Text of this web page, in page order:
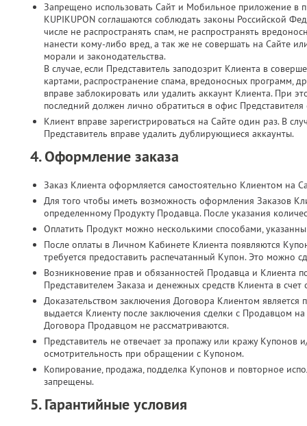
Запрещено использовать Сайт и Мобильное приложение в
KUPIKUPON соглашаются соблюдать законы Российской
числе не распространять спам, не распространять
нанести кому-либо вред, а так же не совершать на Сайте
морали и законодательства.
В случае, если Представитель заподозрит Клиента в
картами, распространение спама, вредоносных программ,
вправе заблокировать или удалить аккаунт Клиента. При
последний должен лично обратиться в офис Представителя
Клиент вправе зарегистрироваться на Сайте один раз. В
Представитель вправе удалить дублирующиеся аккаунты.
4. Оформление заказа
Заказ Клиента оформляется самостоятельно Клиентом на
Для того чтобы иметь возможность оформления Заказов
определенному Продукту Продавца. После указания
Оплатить Продукт можно несколькими способами,
После оплаты в Личном Кабинете Клиента появляются
требуется предоставить распечатанный Купон. Это можно
Возникновение прав и обязанностей Продавца и Клиента
Представителем Заказа и денежных средств Клиента в
Доказательством заключения Договора Клиентом
выдается Клиенту после заключения сделки с Продавцом
Договора Продавцом не рассматриваются.
Представитель не отвечает за пропажу или кражу
осмотрительность при обращении с Купоном.
Копирование, продажа, подделка Купонов и повторное
запрещены.
5. Гарантийные условия